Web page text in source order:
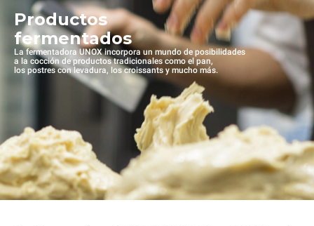
Productos
fermentados
La fermentadora UNOX incorpora un mundo de posibilidades
a la cocción de productos tradicionales como el pan,
los postres con levadura, los croissants y mucho más.